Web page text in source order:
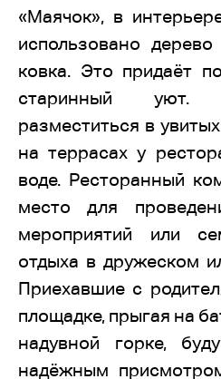
«Маячок», в
использовано
ковка. Это придаёт
старинный
разместиться в
на террасах у
воде. Ресторанный
место для
мероприятий или
отдыха в дружеском
Приехавшие с
площадке, прыгая на
надувной горке,
надёжным